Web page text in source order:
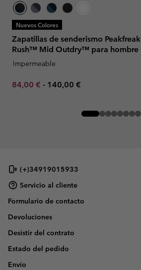
Nuevos Colores
Zapatillas de senderismo Peakfreak
Rush™ Mid Outdry™ para hombre
Impermeable
Minimum sale price:
84,00 € - Maximum price:
140,00 €
(+)34919015933
Servicio al cliente
Formulario de contacto
Devoluciones
Desistir del contrato
Estado del pedido
Envío